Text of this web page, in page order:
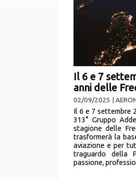
Il 6 e 7
anni delle
02/09/2025 |
Il 6 e 7 settembre
313° Gruppo
stagione delle
trasformerà la
aviazione e per
traguardo della
passione,